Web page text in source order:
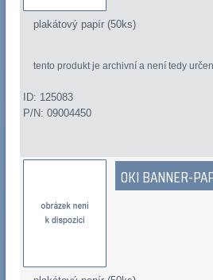
plakátový papír (50ks)
tento produkt je archivní a není tedy
ID: 125083
P/N: 09004450
OKI BANNER-